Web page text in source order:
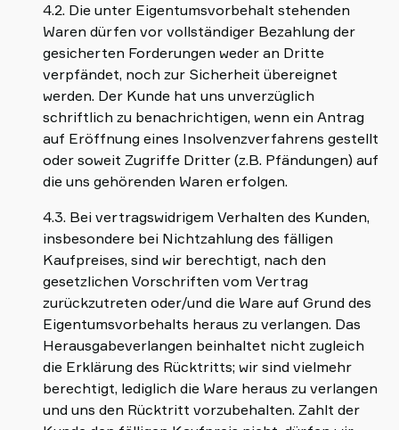
4.2. Die unter Eigentumsvorbehalt stehenden
Waren dürfen vor vollständiger Bezahlung der
gesicherten Forderungen weder an Dritte
verpfändet, noch zur Sicherheit übereignet
werden. Der Kunde hat uns unverzüglich
schriftlich zu benachrichtigen, wenn ein Antrag
auf Eröffnung eines Insolvenzverfahrens gestellt
oder soweit Zugriffe Dritter (z.B. Pfändungen) auf
die uns gehörenden Waren erfolgen.
4.3. Bei vertragswidrigem Verhalten des Kunden,
insbesondere bei Nichtzahlung des fälligen
Kaufpreises, sind wir berechtigt, nach den
gesetzlichen Vorschriften vom Vertrag
zurückzutreten oder/und die Ware auf Grund des
Eigentumsvorbehalts heraus zu verlangen. Das
Herausgabeverlangen beinhaltet nicht zugleich
die Erklärung des Rücktritts; wir sind vielmehr
berechtigt, lediglich die Ware heraus zu verlangen
und uns den Rücktritt vorzubehalten. Zahlt der